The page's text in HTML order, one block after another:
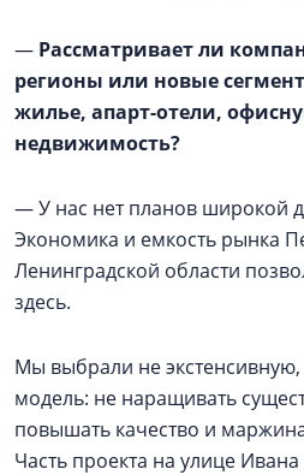
— Рассматривает ли
регионы или новые
жилье, апарт-отели,
недвижимость?
— У нас нет планов широкой
Экономика и емкость рынка
Ленинградской области
здесь.
Мы выбрали не
модель: не наращивать
повышать качество и
Часть проекта на улице